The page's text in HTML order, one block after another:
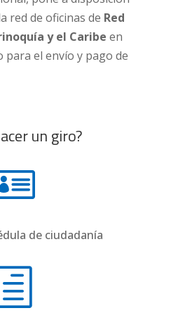
red de oficinas de Red
y el Caribe en
el envío y pago de
un giro?
de ciudadanía
h